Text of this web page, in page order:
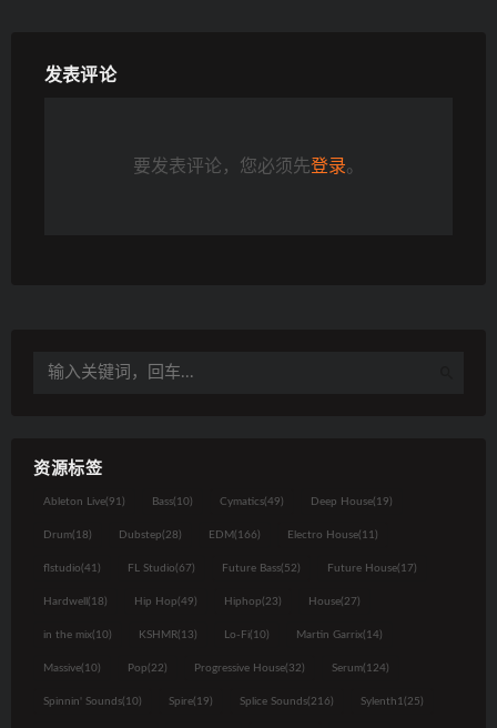
发表评论
要发表评论，您必须先登录。
资源标签
Ableton Live(91) Bass(10) Cymatics(49) Deep House(19)
Drum(18) Dubstep(28) EDM(166) Electro House(11)
flstudio(41) FL Studio(67) Future Bass(52) Future House(17)
Hardwell (18) Hip Hop(49) Hiphop(23) House(27)
in the mix(10) KSHMR(13) Lo-Fi(10) Martin Garrix(14)
Massive(10) Pop(22) Progressive House(32) Serum(124)
Spinnin' Sounds(10) Spire(19) Splice Sounds(216) Sylenth1(25)